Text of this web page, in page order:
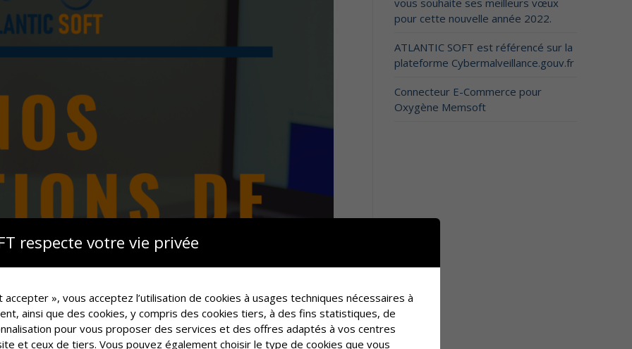
développement de solutions métiers
SaaS
site e-commerce et votre gestion commerciale
et communication unifiée
informatisées (EDI)
vous souhaite ses meilleurs vœux
pour cette nouvelle année 2022.
ATLANTIC SOFT est référencé sur la
plateforme Cybermalveillance.gouv.fr
Connecteur E-Commerce pour
Oxygène Memsoft
respecte votre vie privée
accepter », vous acceptez l’utilisation de cookies à usages techniques nécessaires à
ainsi que des cookies, y compris des cookies tiers, à des fins statistiques, de
pour vous proposer des services et des offres adaptés à vos centres
et ceux de tiers. Vous pouvez également choisir le type de cookies que vous